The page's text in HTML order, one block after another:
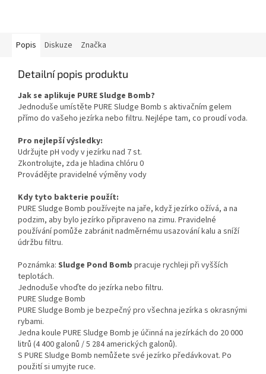
Popis Diskuze Značka
Detailní popis produktu
Jak se aplikuje PURE Sludge Bomb?
Jednoduše umístěte PURE Sludge Bomb s aktivačním gelem
přímo do vašeho jezírka nebo filtru. Nejlépe tam, co proudí voda.
Pro nejlepší výsledky:
Udržujte pH vody v jezírku nad 7 st.
Zkontrolujte, zda je hladina chlóru 0
Provádějte pravidelné výměny vody
Kdy tyto bakterie použít:
PURE Sludge Bomb používejte na jaře, když jezírko ožívá, a na
podzim, aby bylo jezírko připraveno na zimu. Pravidelné
používání pomůže zabránit nadměrnému usazování kalu a sníží
údržbu filtru.
Poznámka: Sludge Pond Bomb pracuje rychleji při vyšších
teplotách.
Jednoduše vhoďte do jezírka nebo filtru.
PURE Sludge Bomb
PURE Sludge Bomb je bezpečný pro všechna jezírka s okrasnými
rybami.
Jedna koule PURE Sludge Bomb je účinná na jezírkách do 20 000
litrů (4 400 galonů / 5 284 amerických galonů).
S PURE Sludge Bomb nemůžete své jezírko předávkovat. Po
použití si umyjte ruce.